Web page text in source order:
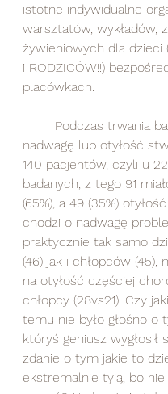
istotne indywidualne
warsztatów, wykładów,
żywieniowych dla dzieci
i RODZICÓW!!)
placówkach.
nadwagę lub otyłość
140 pacjentów, czyli u
badanych, z tego 91
(65%), a 49 (35%)
chodzi o nadwagę
praktycznie tak samo
(46) jak i chłopców (45),
na otyłość częściej
chłopcy (28vs21). Czy
temu nie było głośno o
któryś geniusz wygłosił
zdanie o tym jakie to
ekstremalnie tyją, bo